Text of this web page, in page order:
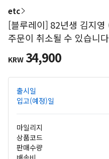
etc
[블루레이] 82년생 김지
주문이 취소될 수 있습니다
KRW 34,900
출시일
입고(예정)일
마일리지
상품코드
판매수량